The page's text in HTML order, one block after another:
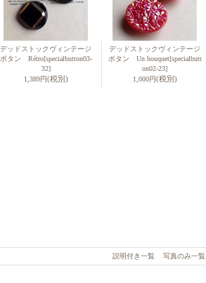
デッドストックヴィンテージ
ボタン Rétro[specialbutton03-
32]
1,389円(税別)
デッドストックヴィンテージ
ボタン Un bouquet[specialbutt
on02-23]
1,000円(税別)
説明付き一覧 写真のみ一覧